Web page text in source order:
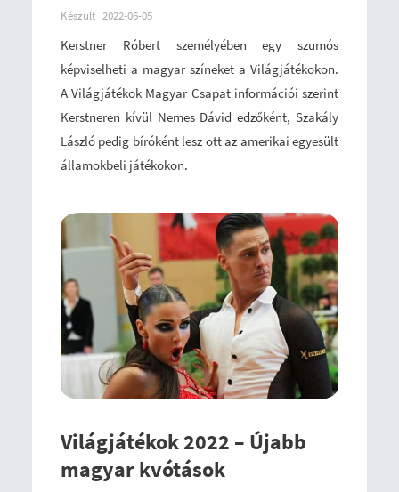
Készült 2022-06-05
Kerstner Róbert személyében egy szumós
képviselheti a magyar színeket a Világjátékokon.
A Világjátékok Magyar Csapat információi szerint
Kerstneren kívül Nemes Dávid edzőként, Szakály
László pedig bíróként lesz ott az amerikai egyesült
államokbeli játékokon.
Világjátékok 2022 – Újabb
magyar kvótások